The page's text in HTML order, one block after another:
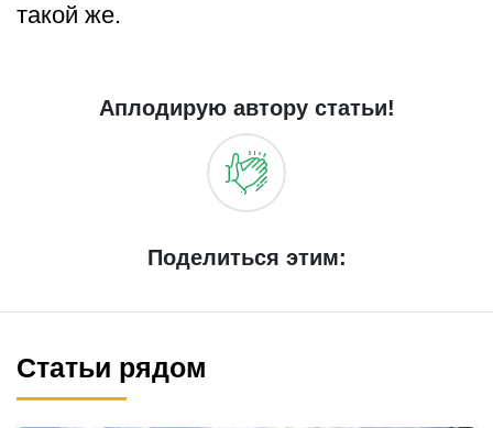
такой же.
Аплодирую автору статьи!
Поделиться этим:
Статьи рядом